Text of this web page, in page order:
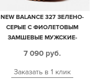
NEW BALANCE 327 ЗЕЛЕНО-
СЕРЫЕ С ФИОЛЕТОВЫМ
ЗАМШЕВЫЕ МУЖСКИЕ-
7 090 руб.
Заказать в 1 клик